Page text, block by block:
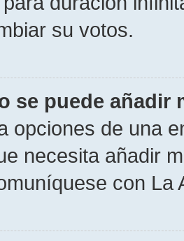
su votos.
se puede añadir
opciones de una
necesita añadir
con La